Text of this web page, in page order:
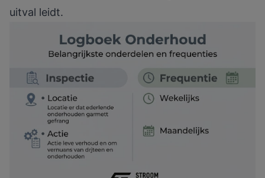
uitval leidt.